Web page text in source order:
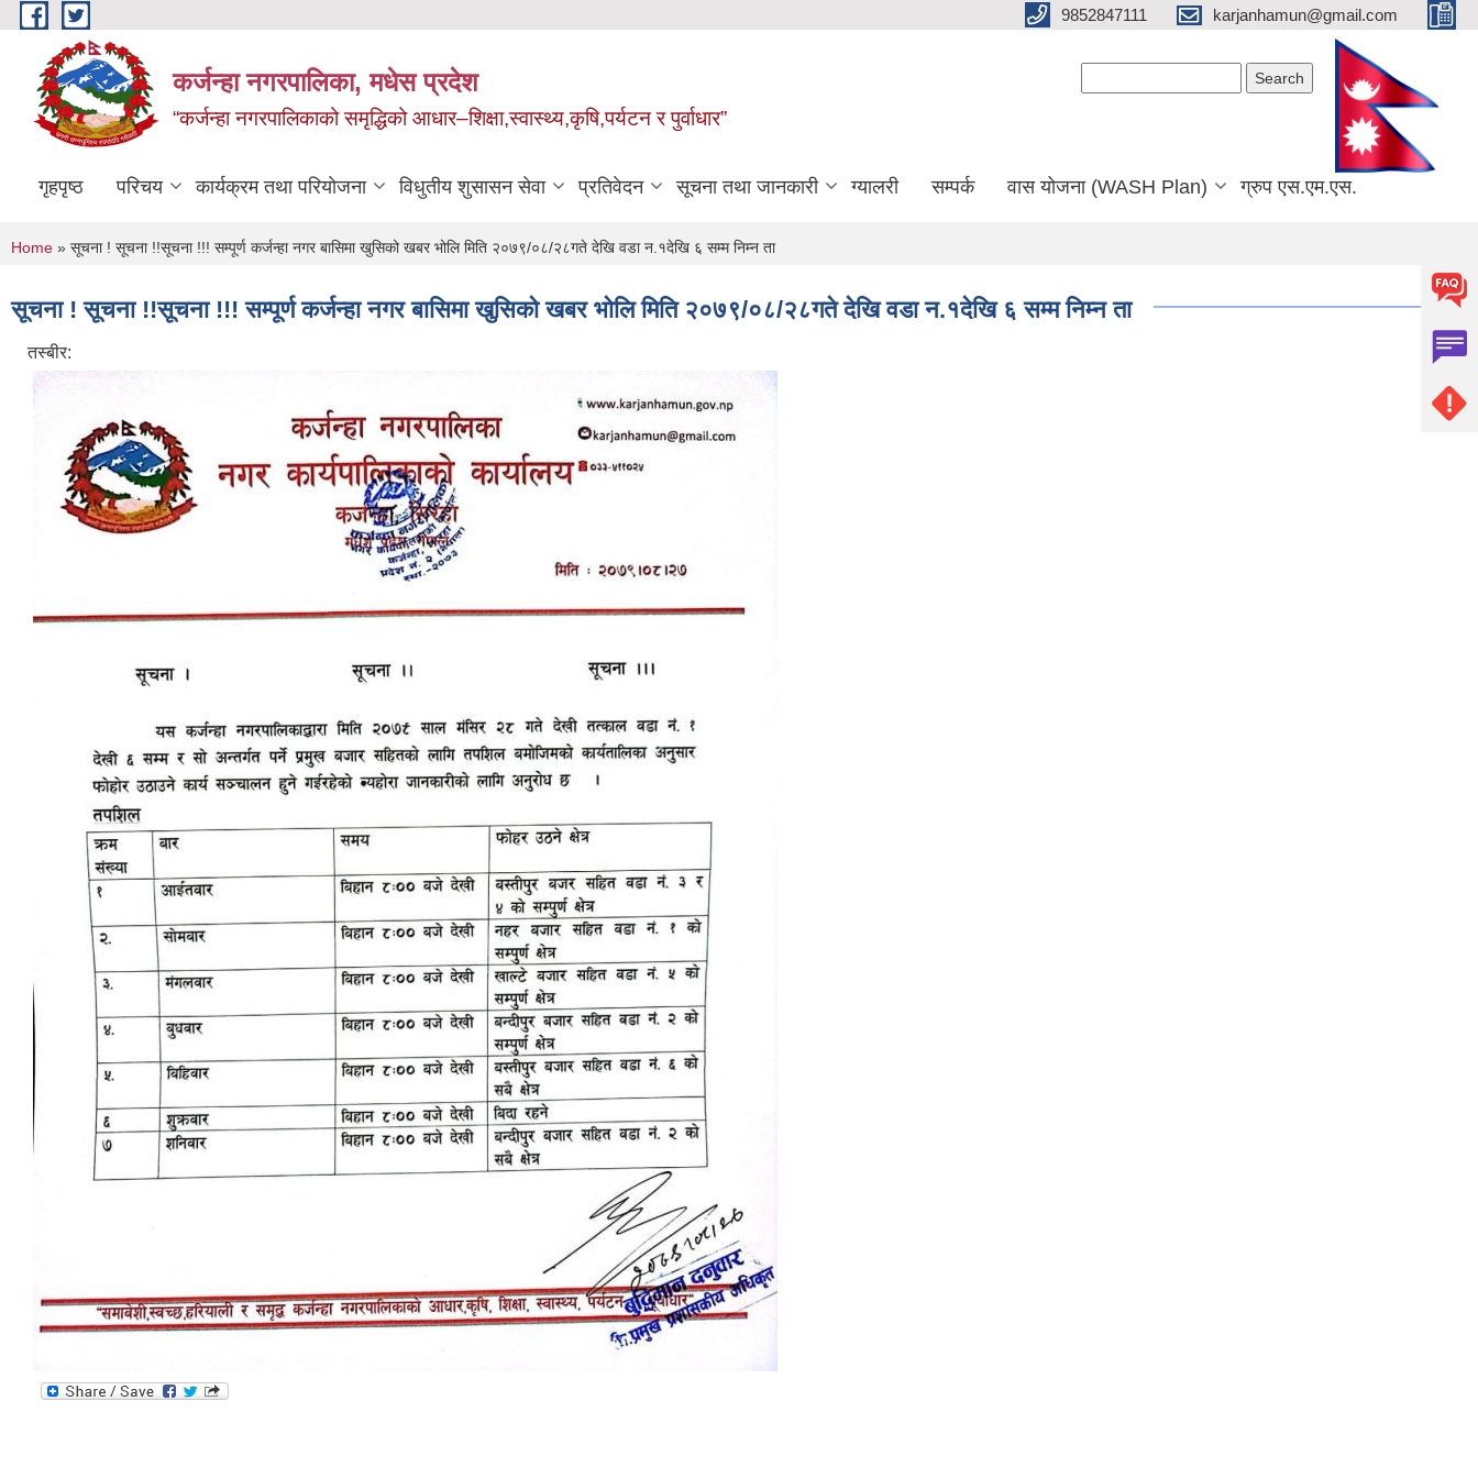
Skip to main content 9852847111 karjanhamun@gmail.com
कर्जन्हा नगरपालिका, मधेस प्रदेश
“कर्जन्हा नगरपालिकाको समृद्धिको आधार–शिक्षा,स्वास्थ्य,कृषि,पर्यटन र पुर्वाधार”
गृहपृष्ठ परिचय कार्यक्रम तथा परियोजना विधुतीय शुसासन सेवा प्रतिवेदन सूचना तथा जानकारी ग्यालरी सम्पर्क वास योजना (WASH Plan) ग्रुप एस.एम.एस.
You are here
Home » सूचना ! सूचना !!सूचना !!! सम्पूर्ण कर्जन्हा नगर बासिमा खुसिको खबर भोलि मिति २०७९/०८/२८गते देखि वडा न.१देखि ६ सम्म निम्न ता
सूचना ! सूचना !!सूचना !!! सम्पूर्ण कर्जन्हा नगर बासिमा खुसिको खबर भोलि मिति २०७९/०८/२८गते देखि वडा न.१देखि ६ सम्म निम्न ता
तस्बीर: